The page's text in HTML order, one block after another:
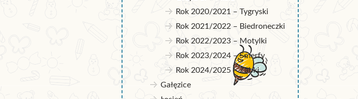
Rok 2020/2021 – Tygryski
Rok 2021/2022 – Biedroneczki
Rok 2022/2023 – Motylki
Rok 2023/2024 – Smerfy
Rok 2024/2025 – Żabki
Gałęzice